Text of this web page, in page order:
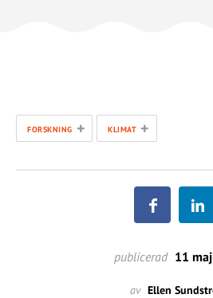
FORSKNING + KLIMAT +
publicerad 11
av Ellen